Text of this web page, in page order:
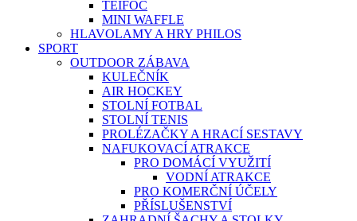
TEIFOC
MINI WAFFLE
HLAVOLAMY A HRY PHILOS
SPORT
OUTDOOR ZÁBAVA
KULEČNÍK
AIR HOCKEY
STOLNÍ FOTBAL
STOLNÍ TENIS
PROLÉZAČKY A HRACÍ SESTAVY
NAFUKOVACÍ ATRAKCE
PRO DOMÁCÍ VYUŽITÍ
VODNÍ ATRAKCE
PRO KOMERČNÍ ÚČELY
PŘÍSLUŠENSTVÍ